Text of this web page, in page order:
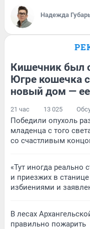
Надежда
Кишечник был
Югре кошечка
новый дом —
21 час 13 025
Победили опухоль
младенца с того
со счастливым
«Тут иногда реально
и приезжих в
избиениями и
В лесах
правильно пожарить